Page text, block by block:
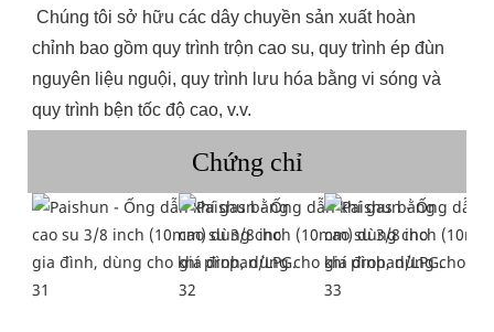
Chúng tôi sở hữu các dây chuyền sản xuất hoàn
chỉnh bao gồm quy trình trộn cao su, quy trình ép đùn
nguyên liệu nguội, quy trình lưu hóa bằng vi sóng và
quy trình bện tốc độ cao, v.v.
Chứng chỉ